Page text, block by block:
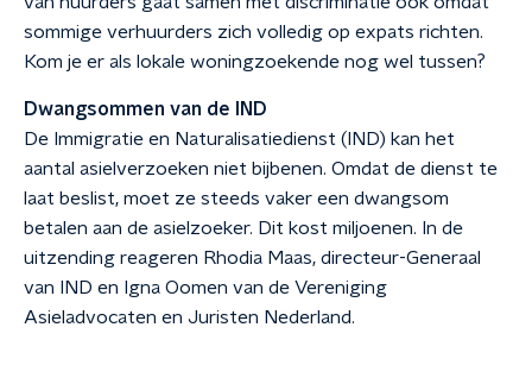
sommige verhuurders zich volledig op expats richten.
Kom je er als lokale woningzoekende nog wel tussen?
Dwangsommen van de IND
De Immigratie en Naturalisatiedienst (IND) kan het
aantal asielverzoeken niet bijbenen. Omdat de dienst te
laat beslist, moet ze steeds vaker een dwangsom
betalen aan de asielzoeker. Dit kost miljoenen. In de
uitzending reageren Rhodia Maas, directeur-Generaal
van IND en Igna Oomen van de Vereniging
Asieladvocaten en Juristen Nederland.